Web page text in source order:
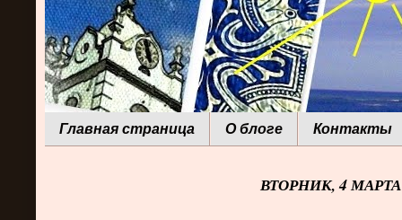
Главная страница О блоге Контакты
ВТОРНИК, 4 МАРТА